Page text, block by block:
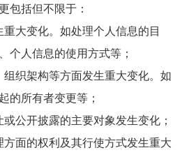
包括但不限于：
重大变化。如处理个人信息的目
个人信息的使用方式等；
组织架构等方面发生重大变化。如
的所有者变更等；
或公开披露的主要对象发生变化；
方面的权利及其行使方式发生重大